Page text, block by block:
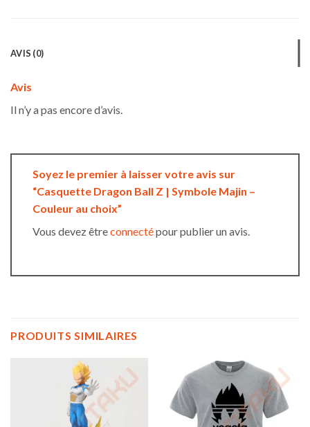
AVIS (0)
Avis
Il n’y a pas encore d’avis.
Soyez le premier à laisser votre avis sur
“Casquette Dragon Ball Z | Symbole Majin –
Couleur au choix”
Vous devez êtreconnectépour publier un avis.
PRODUITS SIMILAIRES